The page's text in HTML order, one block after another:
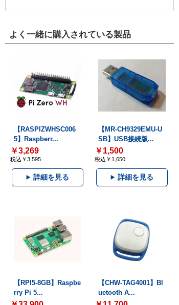
よく一緒に購入されている製品
【RASPIZWHSC006
5】Raspberr...
￥3,269
税込￥3,595
詳細を見る
【MR-CH9329EMU-U
SB】USB接続版...
￥1,500
税込￥1,650
詳細を見る
【RPI5-8GB】Raspbe
rry Pi 5...
【CHW-TAG4001】Bl
uetooth A...